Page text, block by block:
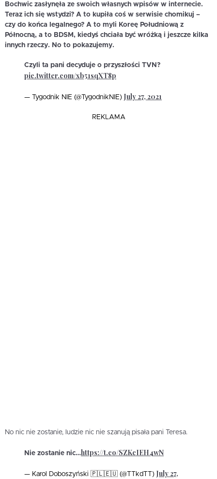
Bochwic zasłynęła ze swoich własnych wpisów w internecie.
Teraz ich się wstydzi? A to kupiła coś w serwisie chomikuj –
czy do końca legalnego? A to myli Koreę Południową z
Północną, a to BDSM, kiedyś chciała być wróżką i jeszcze kilka
innych rzeczy. No to pokazujemy.
Czyli ta pani decyduje o przyszłości TVN?
pic.twitter.com/xb51sqXT8p
— Tygodnik NIE (@TygodnikNIE) July 27, 2021
REKLAMA
No nic nie zostanie, ludzie nic nie szanują pisała pani Teresa.
Nie zostanie nic…https://t.co/SZKcIEH4wN
— Karol Doboszyński 🇵🇱🇪🇺 (@TTkdTT) July 27,